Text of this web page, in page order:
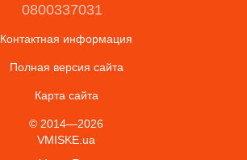
0800337031
Контактная информация
Полная версия сайта
Карта сайта
© 2014—2026
VMISKE.ua